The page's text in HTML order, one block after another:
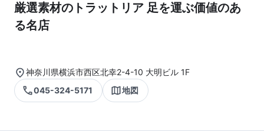
厳選素材のトラットリア 足を運ぶ価値のあ
る名店
神奈川県横浜市西区北幸2-4-10 大明ビル 1F
045-324-5171
地図